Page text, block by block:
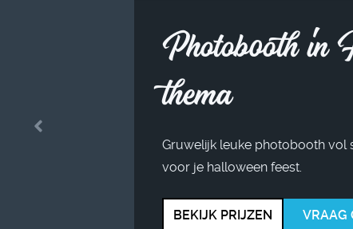
Photobooth in
thema
Gruwelijk leuke photobooth vol
voor je halloween feest.
BEKIJK PRIJZEN VRAAG